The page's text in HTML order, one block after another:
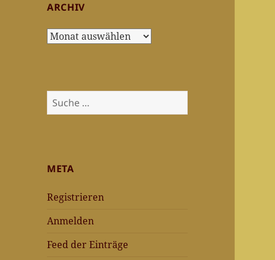
ARCHIV
Archiv
Suche
nach:
META
Registrieren
Anmelden
Feed der Einträge